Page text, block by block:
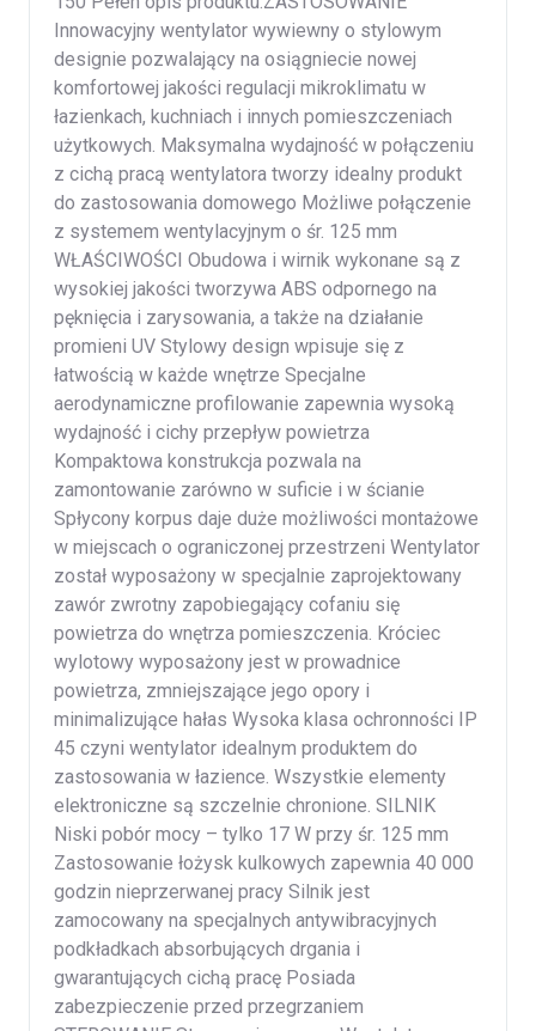
Innowacyjny wentylator wywiewny o stylowym
designie pozwalający na osiągniecie nowej
komfortowej jakości regulacji mikroklimatu w
łazienkach, kuchniach i innych pomieszczeniach
użytkowych. Maksymalna wydajność w połączeniu
z cichą pracą wentylatora tworzy idealny produkt
do zastosowania domowego Możliwe połączenie
z systemem wentylacyjnym o śr. 125 mm
WŁAŚCIWOŚCI Obudowa i wirnik wykonane są z
wysokiej jakości tworzywa ABS odpornego na
pęknięcia i zarysowania, a także na działanie
promieni UV Stylowy design wpisuje się z
łatwością w każde wnętrze Specjalne
aerodynamiczne profilowanie zapewnia wysoką
wydajność i cichy przepływ powietrza
Kompaktowa konstrukcja pozwala na
zamontowanie zarówno w suficie i w ścianie
Spłycony korpus daje duże możliwości montażowe
w miejscach o ograniczonej przestrzeni Wentylator
został wyposażony w specjalnie zaprojektowany
zawór zwrotny zapobiegający cofaniu się
powietrza do wnętrza pomieszczenia. Króciec
wylotowy wyposażony jest w prowadnice
powietrza, zmniejszające jego opory i
minimalizujące hałas Wysoka klasa ochronności IP
45 czyni wentylator idealnym produktem do
zastosowania w łazience. Wszystkie elementy
elektroniczne są szczelnie chronione. SILNIK
Niski pobór mocy – tylko 17 W przy śr. 125 mm
Zastosowanie łożysk kulkowych zapewnia 40 000
godzin nieprzerwanej pracy Silnik jest
zamocowany na specjalnych antywibracyjnych
podkładkach absorbujących drgania i
gwarantujących cichą pracę Posiada
zabezpieczenie przed przegrzaniem